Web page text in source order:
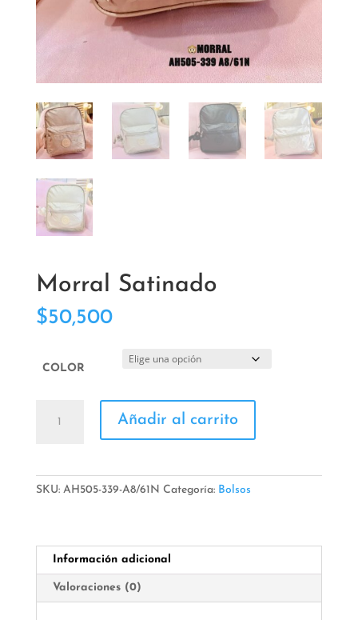
Morral Satinado
$50,500
COLOR
Satinado
Añadir al carrito
SKU: AH505-339-A8/61N Categoría: Bolsos
Información adicional
Valoraciones (0)